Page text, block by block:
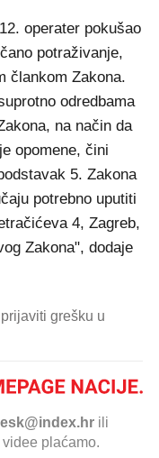
operater pokušao
potraživanje,
člankom Zakona.
odredbama
na način da
opomene, čini
5. Zakona
potrebno uputiti
4, Zagreb,
Zakona", dodaje
grešku u
ili
plaćamo.